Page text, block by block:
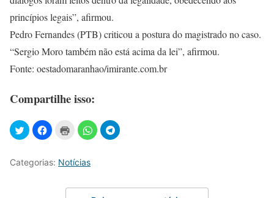
princípios legais”, afirmou.
Pedro Fernandes (PTB) criticou a postura do magistrado no caso.
“Sergio Moro também não está acima da lei”, afirmou.
Fonte: oestadomaranhao/imirante.com.br
Compartilhe isso:
Categorias: Notícias